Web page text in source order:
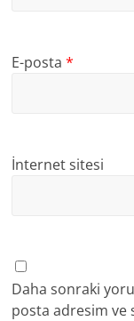
E-posta*
İnternet sitesi
Daha sonraki
posta adresim ve